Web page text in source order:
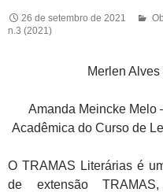
26 de setembro de 2021
n.3 (2021)
Merlen
Amanda Meincke Melo
Acadêmica do Curso de
O TRAMAS Literárias é
de extensão